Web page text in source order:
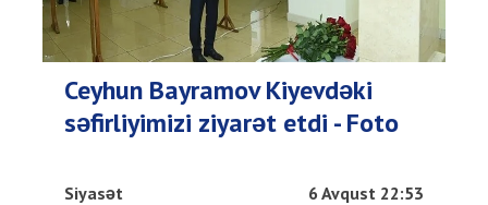
Ceyhun Bayramov Kiyevdəki
səfirliyimizi ziyarət etdi - Foto
Siyasət 6 Avqust 22:53